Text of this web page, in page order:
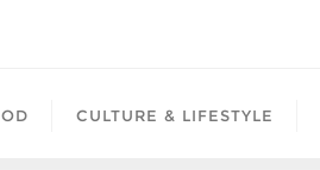
CULTURE & LIFESTYLE